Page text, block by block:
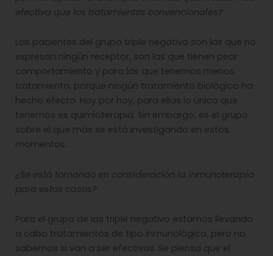
efectiva que los tratamientos convencionales?
Las pacientes del grupo triple negativo son las que no
expresan ningún receptor, son las que tienen peor
comportamiento y para las que tenemos menos
tratamiento, porque ningún tratamiento biológico ha
hecho efecto. Hoy por hoy, para ellas lo único que
tenemos es quimioterapia. Sin embargo, es el grupo
sobre el que más se está investigando en estos
momentos.
¿Se está tomando en consideración la inmunoterapia
para estos casos?
Para el grupo de las triple negativo estamos llevando
a cabo tratamientos de tipo inmunológico, pero no
sabemos si van a ser efectivos. Se piensa que el